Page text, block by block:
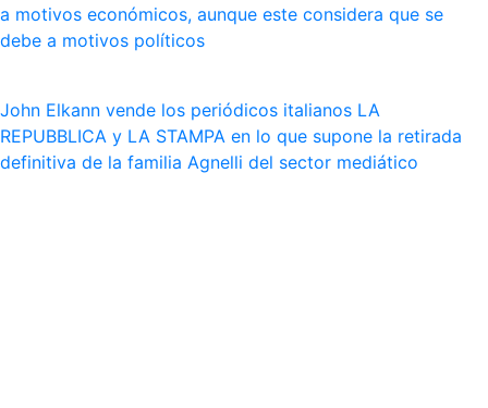
a motivos económicos, aunque este considera que se
debe a motivos políticos
John Elkann vende los periódicos italianos LA
REPUBBLICA y LA STAMPA en lo que supone la retirada
definitiva de la familia Agnelli del sector mediático